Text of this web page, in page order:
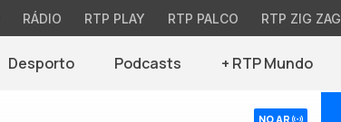
RÁDIO RTP PLAY RTP PALCO RTP ZIG ZAG
Desporto Podcasts + RTP Mundo
NO AR